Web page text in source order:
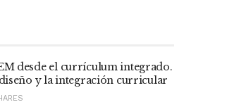
desde el currículum integrado.
y la integración curricular